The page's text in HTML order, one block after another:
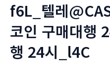
f6L_텔레
코인 구매대행
행 24시_l4C